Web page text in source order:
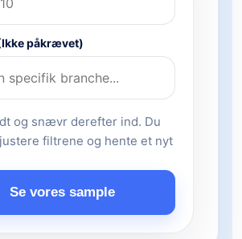
påkrævet)
og snævr derefter ind. Du
filtrene og hente et nyt
Se vores sample